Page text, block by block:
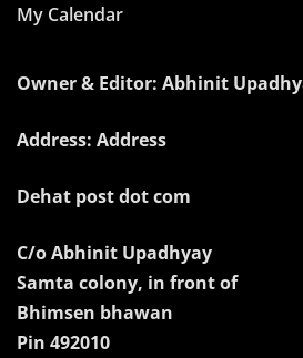
My Calendar
Owner & Editor: Abhinit
Address: Address
Dehat post dot com
C/o Abhinit Upadhyay
Samta colony, in front of
Bhimsen bhawan
Pin 492010